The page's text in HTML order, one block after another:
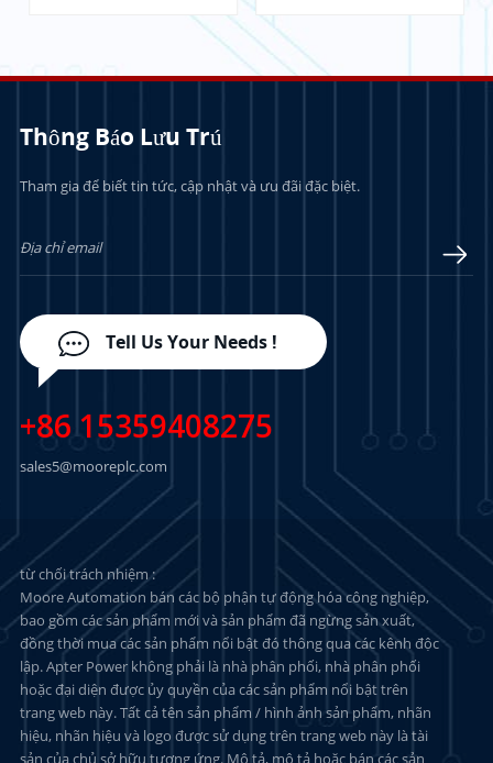
Thông Báo Lưu Trú
Tham gia để biết tin tức, cập nhật và ưu đãi đặc biệt.
Tell Us Your Needs !
+86 15359408275
sales5@mooreplc.com
từ chối trách nhiệm :
Moore Automation bán các bộ phận tự động hóa công nghiệp,
bao gồm các sản phẩm mới và sản phẩm đã ngừng sản xuất,
đồng thời mua các sản phẩm nổi bật đó thông qua các kênh độc
lập. Apter Power không phải là nhà phân phối, nhà phân phối
hoặc đại diện được ủy quyền của các sản phẩm nổi bật trên
trang web này. Tất cả tên sản phẩm / hình ảnh sản phẩm, nhãn
hiệu, nhãn hiệu và logo được sử dụng trên trang web này là tài
sản của chủ sở hữu tương ứng. Mô tả, mô tả hoặc bán các sản